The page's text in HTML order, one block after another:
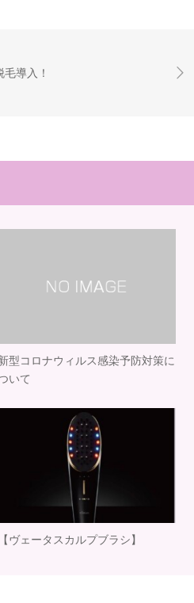
導入！
型コロナウィルス感染予防対策に
いて
【ヴェータスカルプブラシ】